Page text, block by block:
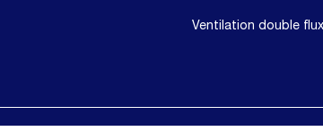
Ventilation double flux